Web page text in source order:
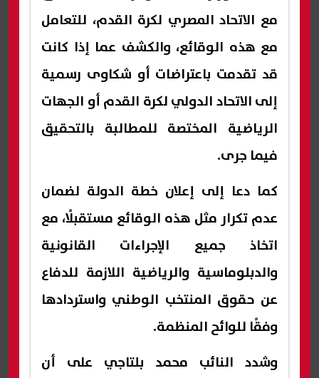
مع الاتحاد المصري لكرة القدم، للتعامل
مع هذه الوقائع، والكشف عما إذا كانت
قد تقدمت باعتراضات أو شكاوى رسمية
إلى الاتحاد الدولي لكرة القدم أو الجهات
الرياضية المختصة للمطالبة بالتحقيق
فيما جرى.
كما دعا إلى إعلان خطة الدولة لضمان
عدم تكرار مثل هذه الوقائع مستقبلًا، مع
اتخاذ جميع الإجراءات القانونية
والدبلوماسية والرياضية اللازمة للدفاع
عن حقوق المنتخب الوطني واستردادها
وفقًا للوائح المنظمة.
وشدد النائب محمد بلتاجي على أن